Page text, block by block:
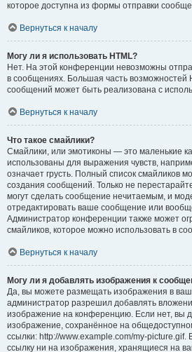
которое доступна из формы отправки
Вернуться к началу
Могу ли я использовать HTML?
Нет. На этой конференции невозможны
в сообщениях. Большая часть
сообщений может быть реализована с
Вернуться к началу
Что такое смайлики?
Смайлики, или эмотиконы — это маленькие
использованы для выражения чувств,
означает грусть. Полный список смайликов
создания сообщений. Только не
могут сделать сообщение нечитаемым, и
отредактировать ваше сообщение или
Администратор конференции также может
смайликов, которое можно использовать в
Вернуться к началу
Могу ли я добавлять изображения к
Да, вы можете размещать изображения в
администратор разрешил добавлять
изображение на конференцию. Если нет, вы
изображение, сохранённое на
ссылки: http://www.example.com/my-picture.gif.
ссылку ни на изображения, хранящиеся на